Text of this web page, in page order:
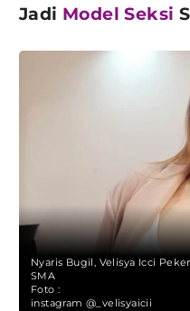
Jadi Model Seksi
Nyaris Bugil, Velisya Icci
SMA
Foto :
instagram @_velisyaicii